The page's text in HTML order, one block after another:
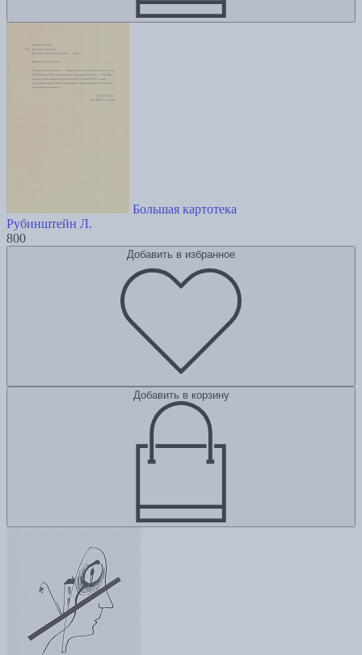
Большая картотека
Рубинштейн Л.
800
Добавить в избранное
Добавить в корзину